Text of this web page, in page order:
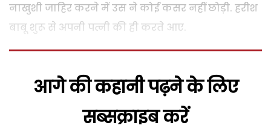
नाखुशी जाहिर करने में उस ने कोई कसर नहीं छोड़ी. हरीश
बाबू शुरू से अपनी पत्नी की ही करते आए.
आगे की कहानी पढ़ने के लिए
सब्सक्राइब करें